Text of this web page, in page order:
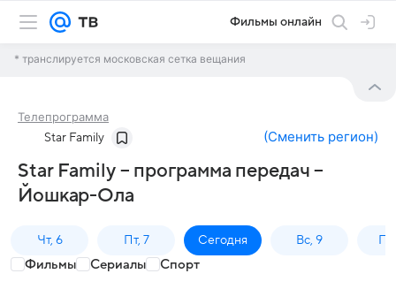
Фильмы онлайн
* транслируется московская сетка вещания
Телепрограмма
Star Family (Сменить регион)
Star Family – программа передач –
Йошкар-Ола
Чт, 6 Пт, 7 Сегодня Вс, 9
Фильмы Сериалы Спорт